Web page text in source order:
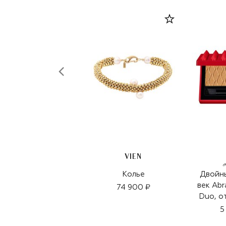
VIEN
Колье
74 900 ₽
век
Duo,
5